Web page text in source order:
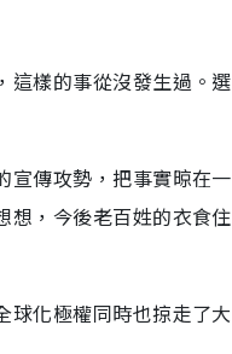
這樣的事從沒發生過。選
宣傳攻勢，把事實晾在一
想，今後老百姓的衣食住
球化極權同時也掠走了大